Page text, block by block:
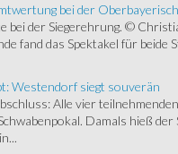
bei der
bei der Siegerehrung. ©
fand das Spektakel für
Westendorf siegt souverän
Alle vier
Damals hieß